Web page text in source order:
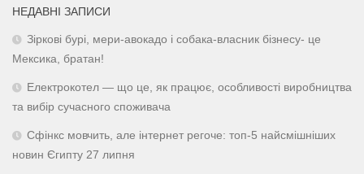
НЕДАВНІ ЗАПИСИ
Зіркові бурі, мери-авокадо і собака-власник бізнесу- це
Мексика, братан!
Електрокотел — що це, як працює, особливості виробництва
та вибір сучасного споживача
Сфінкс мовчить, але інтернет регоче: топ-5 найсмішніших
новин Єгипту 27 липня